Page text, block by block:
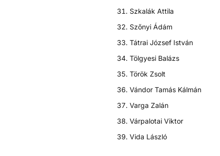
Szkalák Attila
Szőnyi Ádám
Tátrai József István
Tölgyesi Balázs
Török Zsolt
Vándor Tamás Kálmán
Varga Zalán
Várpalotai Viktor
Vida László